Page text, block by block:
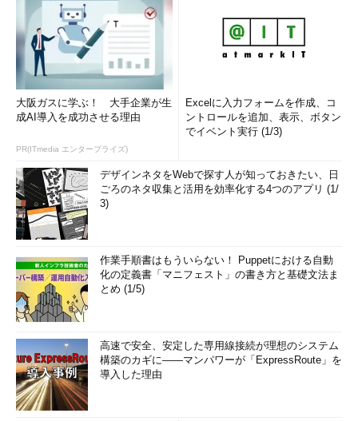
大阪ガスに学ぶ！ 大手企業が生
成AI導入を成功させる理由
PR(ITmedia エンタープライズ)
Excelに入力フォームを作成、コ
ントロールを追加、表示、ボタン
でイベント実行 (1/3)
デザインネタをWebで探す人が知っておきたい、日
ごろのネタ収集と活用を効率化する4つのアプリ (1/
3)
作業手順書はもういらない！ Puppetにおける自動
化の定義書「マニフェスト」の書き方と基礎文法ま
とめ (1/5)
高速で安全、安定した専用線接続が理想のシステム
構築のカギに――マンパワーが「ExpressRoute」を
導入した理由